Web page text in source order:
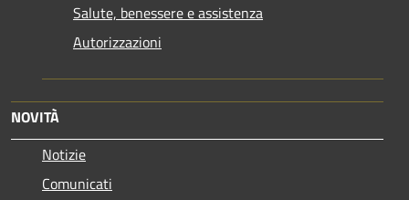
Salute, benessere e assistenza
Autorizzazioni
NOVITÀ
Notizie
Comunicati